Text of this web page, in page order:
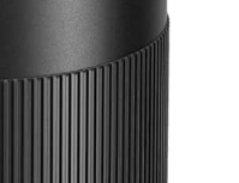
amateurs de photographie